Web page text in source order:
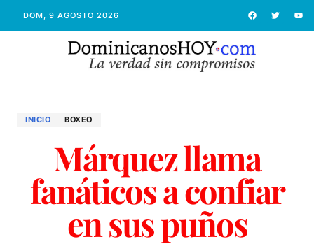
DOM, 9 AGOSTO 2026
INICIO BOXEO
Márquez llama
fanáticos a confiar
en sus puños